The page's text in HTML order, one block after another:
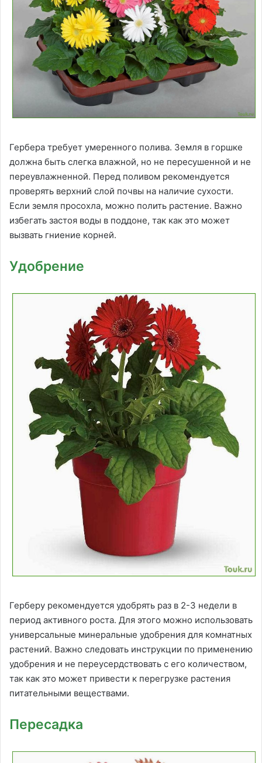
Гербера требует умеренного полива. Земля в горшке
должна быть слегка влажной, но не пересушенной и не
переувлажненной. Перед поливом рекомендуется
проверять верхний слой почвы на наличие сухости.
Если земля просохла, можно полить растение. Важно
избегать застоя воды в поддоне, так как это может
вызвать гниение корней.
Удобрение
Герберу рекомендуется удобрять раз в 2-3 недели в
период активного роста. Для этого можно использовать
универсальные минеральные удобрения для комнатных
растений. Важно следовать инструкции по применению
удобрения и не переусердствовать с его количеством,
так как это может привести к перегрузке растения
питательными веществами.
Пересадка